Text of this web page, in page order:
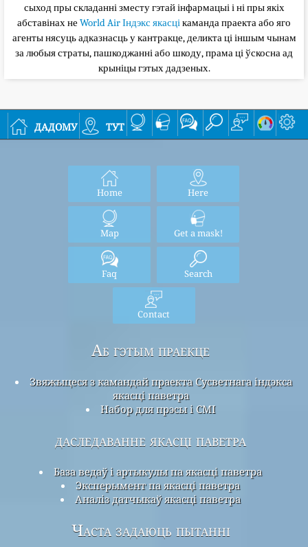
сыход пры складанні зместу гэтай інфармацыі і ні пры якіх
абставінах не World Air Індэкс якасцікаманда праекта або яго
агенты нясуць адказнасць у кантракце, деликта ці іншым чынам
за любыя страты, пашкоджанні або шкоду, прама ці ўскосна ад
крыніцы гэтых дадзеных.
дадому тут
Home Here
Map Get a mask!
Faq Search
Contact
Аб гэтым праекце
Звяжыцеся з камандай праекта Сусветнага індэкса
якасці паветра
Набор для прэсы і СМІ
даследаванне якасці паветра
База ведаў і артыкулы па якасці паветра
Эксперымент па якасці паветра
Аналіз датчыкаў якасці паветра
Часта задаюць пытанні